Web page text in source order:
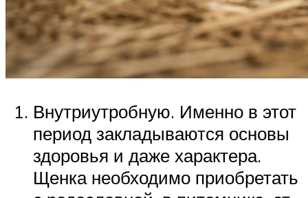
Внутриутробную. Именно в этот
период закладываются основы
здоровья и даже характера.
Щенка необходимо приобретать